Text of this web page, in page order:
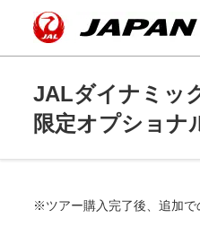
JALダイナミッ
限定オプショナ
※ツアー購入完了後、追加で